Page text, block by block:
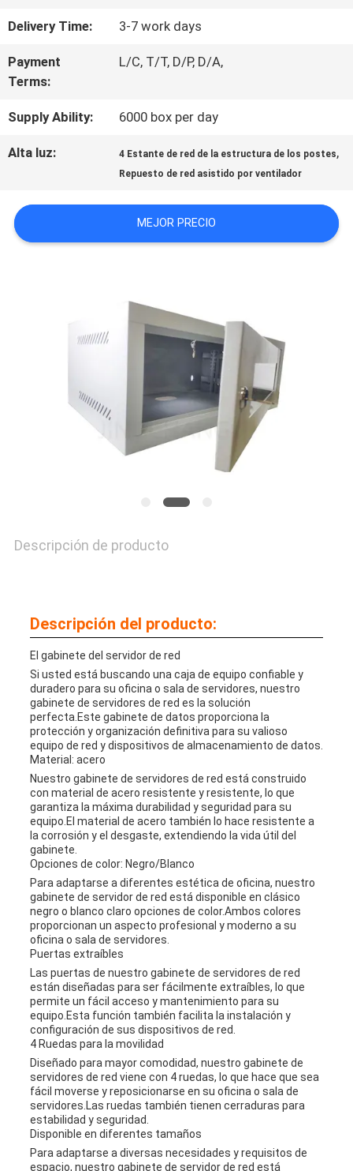
ÉNTRENOS
EN
CONTACTO
NOTICIAS
POLÍTICA
Delivery Time: 3-7 work days
Payment
Terms:
L/C, T/T, D/P, D/A,
Supply Ability: 6000 box per day
Alta luz: 4 Estante de red de la estructura de los postes,
Repuesto de red asistido por ventilador
MEJOR PRECIO
Descripción de producto
Descripción del producto:
El gabinete del servidor de red
Si usted está buscando una caja de equipo confiable y
duradero para su oficina o sala de servidores, nuestro
gabinete de servidores de red es la solución
perfecta.Este gabinete de datos proporciona la
protección y organización definitiva para su valioso
equipo de red y dispositivos de almacenamiento de datos.
Material: acero
Nuestro gabinete de servidores de red está construido
con material de acero resistente y resistente, lo que
garantiza la máxima durabilidad y seguridad para su
equipo.El material de acero también lo hace resistente a
la corrosión y el desgaste, extendiendo la vida útil del
gabinete.
Opciones de color: Negro/Blanco
Para adaptarse a diferentes estética de oficina, nuestro
gabinete de servidor de red está disponible en clásico
negro o blanco claro opciones de color.Ambos colores
proporcionan un aspecto profesional y moderno a su
oficina o sala de servidores.
Puertas extraíbles
Las puertas de nuestro gabinete de servidores de red
están diseñadas para ser fácilmente extraíbles, lo que
permite un fácil acceso y mantenimiento para su
equipo.Esta función también facilita la instalación y
configuración de sus dispositivos de red.
4 Ruedas para la movilidad
Diseñado para mayor comodidad, nuestro gabinete de
servidores de red viene con 4 ruedas, lo que hace que sea
fácil moverse y reposicionarse en su oficina o sala de
servidores.Las ruedas también tienen cerraduras para
estabilidad y seguridad.
Disponible en diferentes tamaños
Para adaptarse a diversas necesidades y requisitos de
espacio, nuestro gabinete de servidor de red está